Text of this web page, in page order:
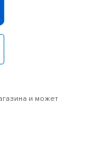
и может